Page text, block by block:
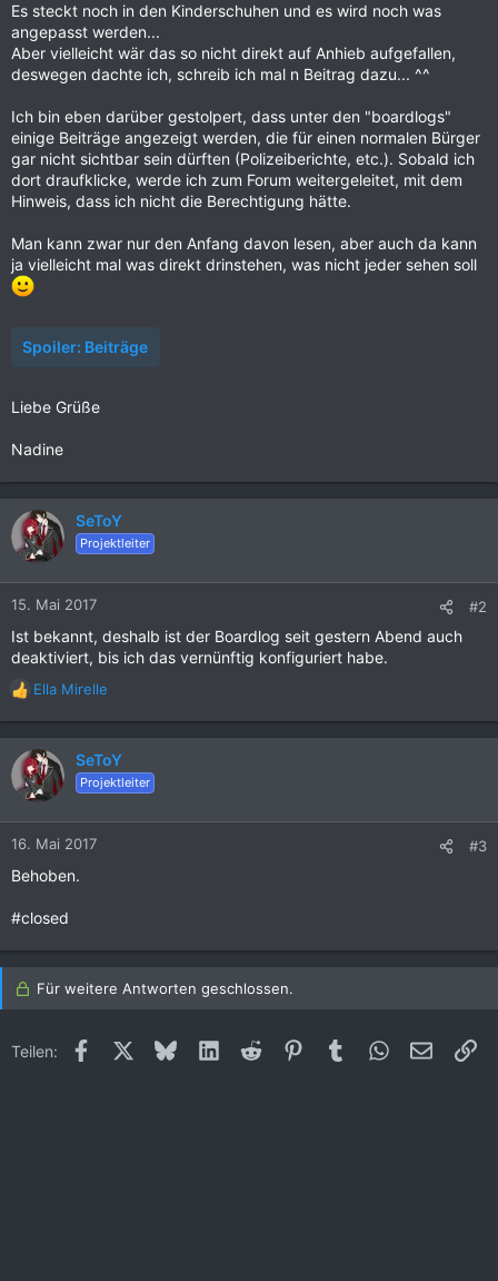
Es steckt noch in den Kinderschuhen und es wird noch was
angepasst werden...
Aber vielleicht wär das so nicht direkt auf Anhieb aufgefallen,
deswegen dachte ich, schreib ich mal n Beitrag dazu... ^^
Ich bin eben darüber gestolpert, dass unter den "boardlogs"
einige Beiträge angezeigt werden, die für einen normalen Bürger
gar nicht sichtbar sein dürften (Polizeiberichte, etc.). Sobald ich
dort draufklicke, werde ich zum Forum weitergeleitet, mit dem
Hinweis, dass ich nicht die Berechtigung hätte.
Man kann zwar nur den Anfang davon lesen, aber auch da kann
ja vielleicht mal was direkt drinstehen, was nicht jeder sehen soll
Spoiler: Beiträge
Liebe Grüße
Nadine
SeToY
Projektleiter
15. Mai 2017 #2
Ist bekannt, deshalb ist der Boardlog seit gestern Abend auch
deaktiviert, bis ich das vernünftig konfiguriert habe.
R
e
a
k
t
n
n
Ella Mirelle
SeToY
Projektleiter
16. Mai 2017 #3
Behoben.
#closed
Für weitere Antworten geschlossen.
Teilen: FacebookX (Twitter)
BlueskyLinkedInReddit PinterestTumblrWhatsApp
E-Mail